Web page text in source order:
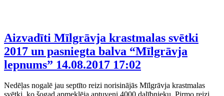
Aizvadīti Mīlgrāvja krastmalas svētki
2017 un pasniegta balva “Mīlgrāvja
lepnums” 14.08.2017 17:02
Nedēļas nogalē jau septīto reizi norisinājās Mīlgrāvja krastmalas